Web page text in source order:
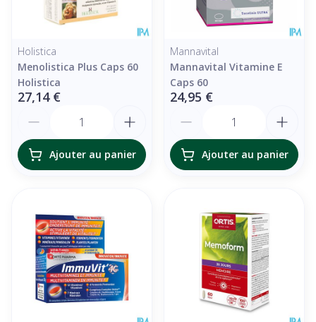
Holistica
Menolistica Plus Caps 60
Holistica
27,14 €
Ajouter au panier
Mannavital
Mannavital Vitamine E
Caps 60
24,95 €
Ajouter au panier